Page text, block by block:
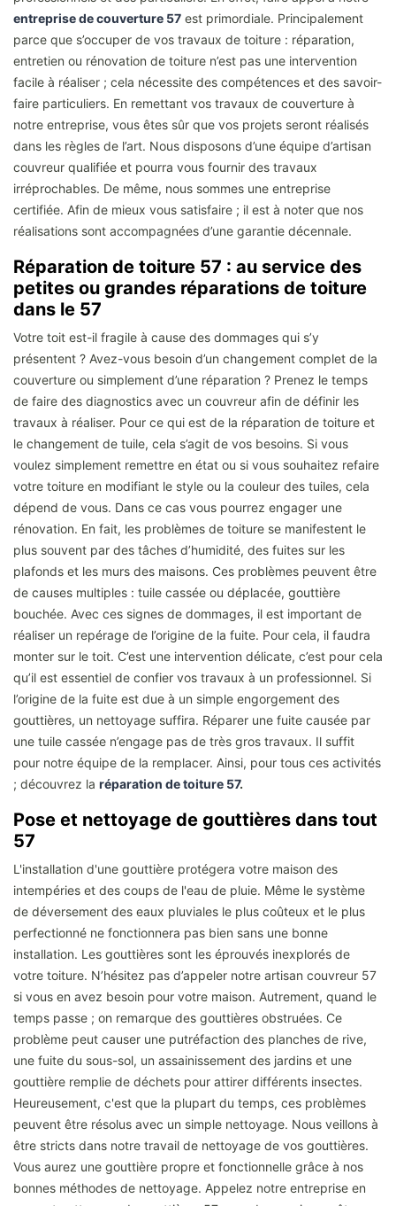
entreprise de couverture 57 est primordiale. Principalement
parce que s’occuper de vos travaux de toiture : réparation,
entretien ou rénovation de toiture n’est pas une intervention
facile à réaliser ; cela nécessite des compétences et des savoir-
faire particuliers. En remettant vos travaux de couverture à
notre entreprise, vous êtes sûr que vos projets seront réalisés
dans les règles de l’art. Nous disposons d’une équipe d’artisan
couvreur qualifiée et pourra vous fournir des travaux
irréprochables. De même, nous sommes une entreprise
certifiée. Afin de mieux vous satisfaire ; il est à noter que nos
réalisations sont accompagnées d’une garantie décennale.
Réparation de toiture 57 : au service des
petites ou grandes réparations de toiture
dans le 57
Votre toit est-il fragile à cause des dommages qui s’y
présentent ? Avez-vous besoin d’un changement complet de la
couverture ou simplement d’une réparation ? Prenez le temps
de faire des diagnostics avec un couvreur afin de définir les
travaux à réaliser. Pour ce qui est de la réparation de toiture et
le changement de tuile, cela s’agit de vos besoins. Si vous
voulez simplement remettre en état ou si vous souhaitez refaire
votre toiture en modifiant le style ou la couleur des tuiles, cela
dépend de vous. Dans ce cas vous pourrez engager une
rénovation. En fait, les problèmes de toiture se manifestent le
plus souvent par des tâches d’humidité, des fuites sur les
plafonds et les murs des maisons. Ces problèmes peuvent être
de causes multiples : tuile cassée ou déplacée, gouttière
bouchée. Avec ces signes de dommages, il est important de
réaliser un repérage de l’origine de la fuite. Pour cela, il faudra
monter sur le toit. C’est une intervention délicate, c’est pour cela
qu’il est essentiel de confier vos travaux à un professionnel. Si
l’origine de la fuite est due à un simple engorgement des
gouttières, un nettoyage suffira. Réparer une fuite causée par
une tuile cassée n’engage pas de très gros travaux. Il suffit
pour notre équipe de la remplacer. Ainsi, pour tous ces activités
; découvrez la réparation de toiture 57.
Pose et nettoyage de gouttières dans tout
57
L'installation d'une gouttière protégera votre maison des
intempéries et des coups de l'eau de pluie. Même le système
de déversement des eaux pluviales le plus coûteux et le plus
perfectionné ne fonctionnera pas bien sans une bonne
installation. Les gouttières sont les éprouvés inexplorés de
votre toiture. N’hésitez pas d’appeler notre artisan couvreur 57
si vous en avez besoin pour votre maison. Autrement, quand le
temps passe ; on remarque des gouttières obstruées. Ce
problème peut causer une putréfaction des planches de rive,
une fuite du sous-sol, un assainissement des jardins et une
gouttière remplie de déchets pour attirer différents insectes.
Heureusement, c'est que la plupart du temps, ces problèmes
peuvent être résolus avec un simple nettoyage. Nous veillons à
être stricts dans notre travail de nettoyage de vos gouttières.
Vous aurez une gouttière propre et fonctionnelle grâce à nos
bonnes méthodes de nettoyage. Appelez notre entreprise en